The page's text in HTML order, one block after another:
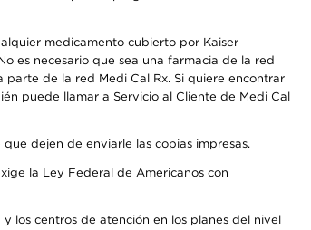
medicamento cubierto por Kaiser
es necesario que sea una farmacia de la red
de la red Medi Cal Rx. Si quiere encontrar
puede llamar a Servicio al Cliente de Medi Cal
dejen de enviarle las copias impresas.
la Ley Federal de Americanos con
los centros de atención en los planes del nivel